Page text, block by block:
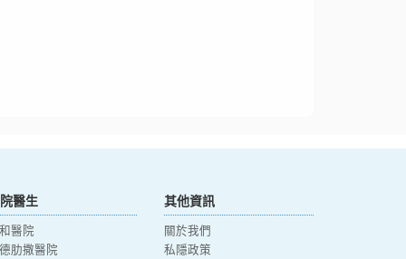
醫生
醫院
肋撒醫院
其他資訊
關於我們
私隱政策